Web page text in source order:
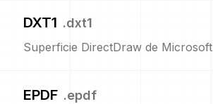
DXT1 .dxt1
Superficie DirectDraw de Microsoft
EPDF .epdf